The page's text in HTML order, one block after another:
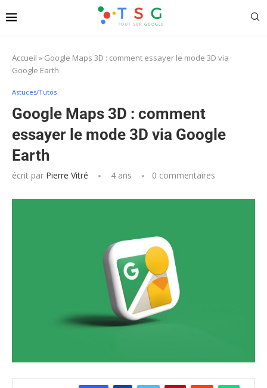
Accueil » Google Maps 3D : comment essayer le mode 3D via
Google Earth
Astuces/Tutos
Google Maps 3D : comment
essayer le mode 3D via Google
Earth
écrit par Pierre Vitré 4 ans 0 commentaires